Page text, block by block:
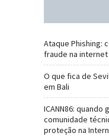
Ataque Phishing:
fraude na internet
O que fica de
em Bali
ICANN86:
comunidade
proteção na